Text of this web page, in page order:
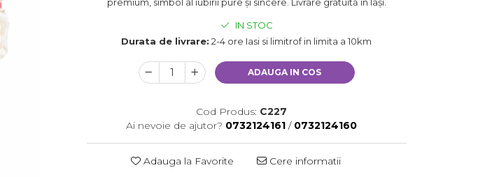
IN STOC
Durata de livrare: 2-4 ore Iasi si limitrof in limita a 10km
ADAUGA IN COS
Cod Produs: C227
Ai nevoie de ajutor? 0732124161 / 0732124160
Adauga la Favorite Cere informatii